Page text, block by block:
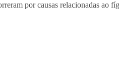
por causas relacionadas ao